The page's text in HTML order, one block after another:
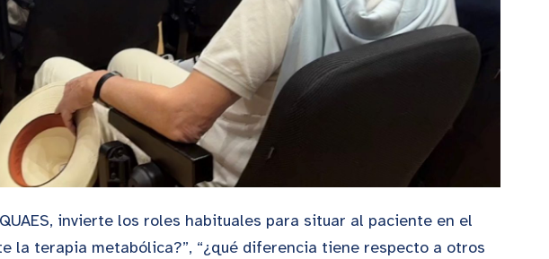
invierte los roles habituales para situar al paciente en el
la terapia metabólica?”, “¿qué diferencia tiene respecto a otros